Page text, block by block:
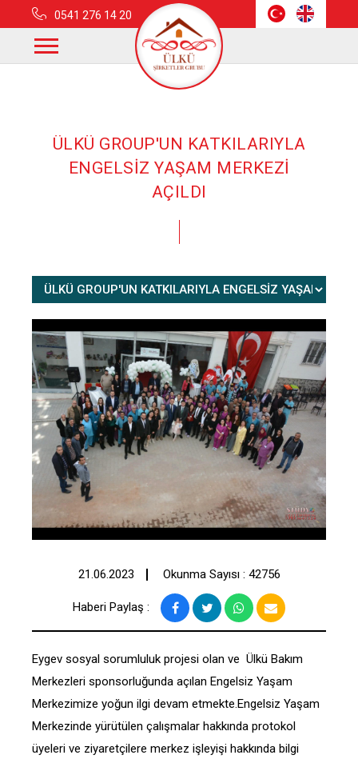
0541 276 14 20
Anasayfa
Haberler
ÜLKÜ GROUP'UN KATKILARIYLA
ENGELSİZ YAŞAM MERKEZİ
AÇILDI
21.06.2023 Okunma Sayısı : 42756
Haberi Paylaş :
Eygev sosyal sorumluluk projesi olan ve Ülkü Bakım
Merkezleri sponsorluğunda açılan Engelsiz Yaşam
Merkezimize yoğun ilgi devam etmekte.Engelsiz Yaşam
Merkezinde yürütülen çalışmalar hakkında protokol
üyeleri ve ziyaretçilere merkez işleyişi hakkında bilgi